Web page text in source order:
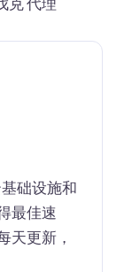
础设施和
最佳速
天更新，